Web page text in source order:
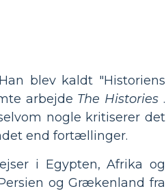
blev kaldt "Historiens
arbejde The Histories .
nogle kritiserer det
end fortællinger.
i Egypten, Afrika og
og Grækenland fra